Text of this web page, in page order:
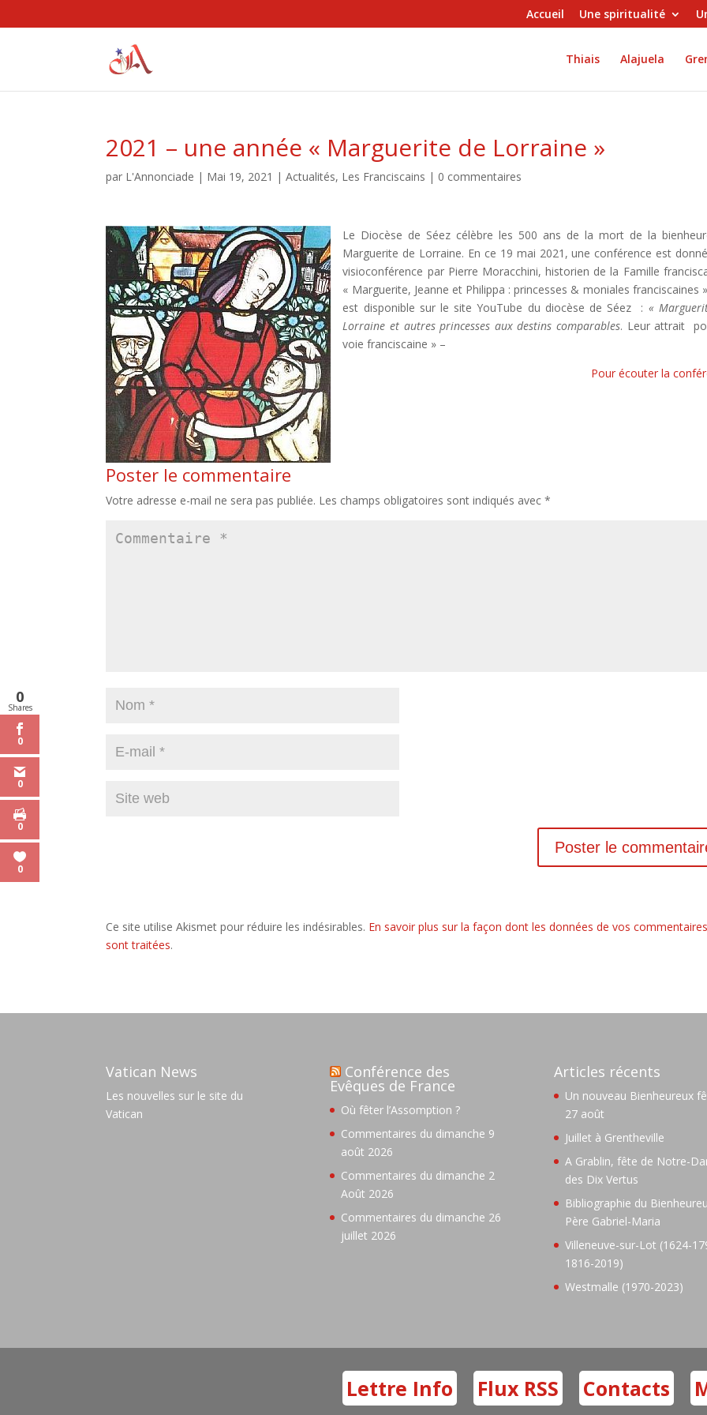
Accueil Une spiritualité
Thiais Alajuela
2021 – une année « Marguerite de Lorraine »
par L'Annonciade | Mai 19, 2021 |Actualités, Les Franciscains | 0 commentaires
Le Diocèse de Séez célèbre les 500 ans de la mort de la
Marguerite de Lorraine. En ce 19 mai 2021, une conférence est
visioconférence par Pierre Moracchini, historien de la Famille
« Marguerite, Jeanne et Philippa : princesses & moniales franciscaines
est disponible sur le site YouTube du diocèse de Séez : «
Lorraine et autres princesses aux destins comparables. Leur attrait
voie franciscaine » –
Pour écouter la
Poster le commentaire
Votre adresse e-mail ne sera pas publiée. Les champs obligatoires sont indiqués avec*
Ce site utilise Akismet pour réduire les indésirables. En savoir plus sur la façon dont les données de vos
sont traitées.
Vatican News
Les nouvelles sur le site du
Vatican
Conférence des
Evêques de France
Où fêter l’Assomption ?
Commentaires du dimanche 9
août 2026
Commentaires du dimanche 2
Août 2026
Commentaires du dimanche 26
juillet 2026
Articles récents
Un nouveau Bienheureux
27 août
Juillet à Grentheville
A Grablin, fête de Notre-
des Dix Vertus
Bibliographie du
Père Gabriel-Maria
Villeneuve-sur-Lot (1624-
1816-2019)
Westmalle (1970-2023)
Lettre Info Flux RSS Contacts
0
Shares
0
0
0
0